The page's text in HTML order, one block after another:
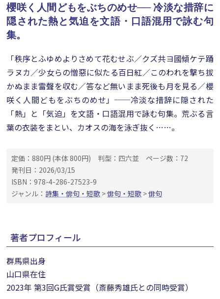
櫻咲く人間どもをぶちのめせ──冷淡な措辞に
隠された熱と気迫を文語・口語混用で詠む句
集。
「秩序とふゆめよりさめて花むせぶ／クズ共ヨ國傾ケテ踊
ラヌカ／少女らの憎惡に似たる百日紅／このわれを撃ち拔
かぬまま雷聲を収む／答など無いまま死後も月を見る／櫻
咲く人間どもをぶちのめせ」──冷淡な措辞に隠された
「熱」と「気迫」を文語・口語混用で詠む句集。荒ぶる言
葉の衣装をまとい、カオスの海を泳ぎ抜く……。
定価：880円 (本体 800円) 判型：四六並
ページ数：72
発刊日：2026/03/15
ISBN：978-4-286-27523-9
ジャンル： 詩集・俳句・短歌 >俳句・短歌 >俳句
著者プロフィール
群馬県出身
山口県在住
2023年 第3回G氏賞受賞（斎藤秀雄氏との同時受賞）